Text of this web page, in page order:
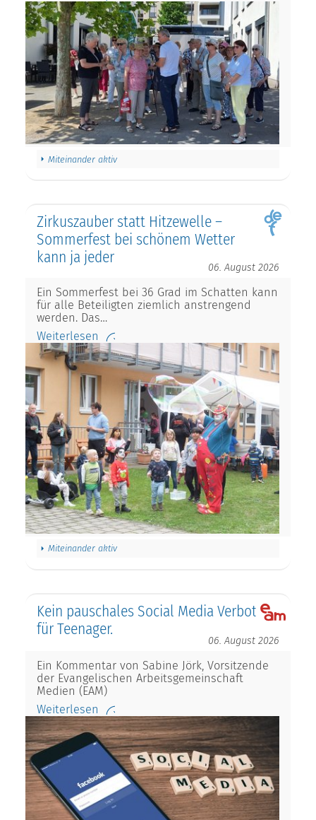
Miteinander aktiv
Zirkuszauber statt Hitzewelle –
Sommerfest bei schönem Wetter
kann ja jeder
06. August 2026
Ein Sommerfest bei 36 Grad im Schatten kann
für alle Beteiligten ziemlich anstrengend
werden. Das…
Weiterlesen
Miteinander aktiv
Kein pauschales Social Media Verbot
für Teenager.
06. August 2026
Ein Kommentar von Sabine Jörk, Vorsitzende
der Evangelischen Arbeitsgemeinschaft
Medien (EAM)
Weiterlesen